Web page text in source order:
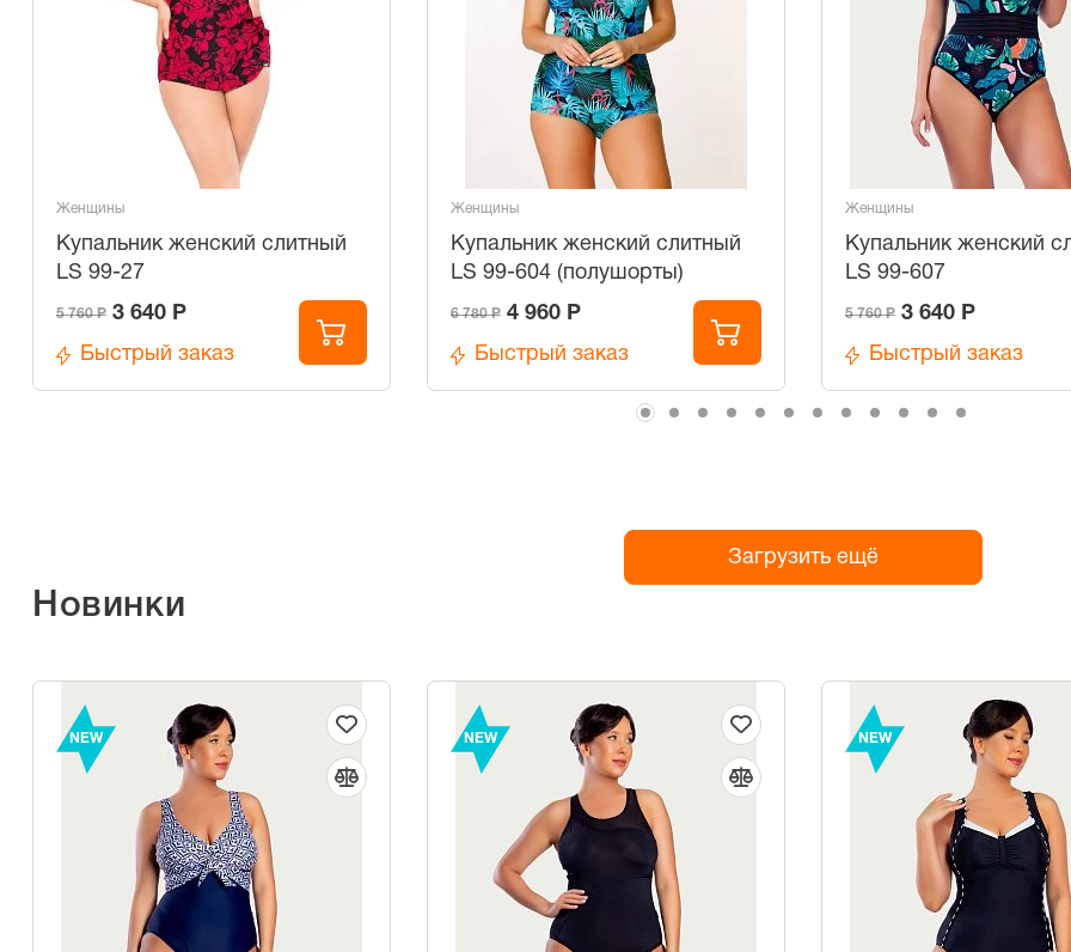
Женщины
Купальник женский слитный
LS 99-27
5 760 Р 3 640 Р
Быстрый заказ
Женщины
Купальник женский слитный
LS 99-604 (полушорты)
6 780 Р 4 960 Р
Быстрый заказ
Женщины
Купальник женский
LS 99-607
5 760 Р 3 640 Р
Быстрый заказ
Загрузить ещё
Новинки
NEW NEW NEW